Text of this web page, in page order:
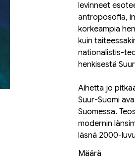
levinneet
antroposofia,
korkeampia
kuin
nationalistis-
henkisestä
Aihetta jo
Suur-Suomi
Suomessa.
modernin
läsnä 2000-
Määrä